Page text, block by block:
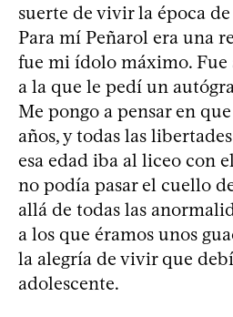
suerte de vivir la época
Para mí Peñarol era una
fue mi ídolo máximo. Fue
a la que le pedí un
Me pongo a pensar en
años, y todas las
esa edad iba al liceo con
no podía pasar el cuello
allá de todas las
a los que éramos unos
la alegría de vivir que
adolescente.